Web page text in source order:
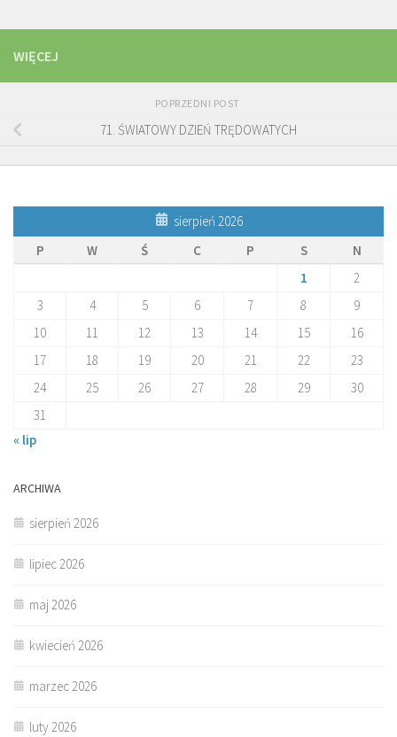
WIĘCEJ
POPRZEDNI POST
71. ŚWIATOWY DZIEŃ TRĘDOWATYCH
sierpień 2026
P
W Ś C P S
N
1
2
3
4 5 6 7 8
9
10
11 12 13 14 15
16
17
18 19 20 21 22
23
24
25 26 27 28 29
30
31
« lip
ARCHIWA
sierpień 2026
lipiec 2026
maj 2026
kwiecień 2026
marzec 2026
luty 2026